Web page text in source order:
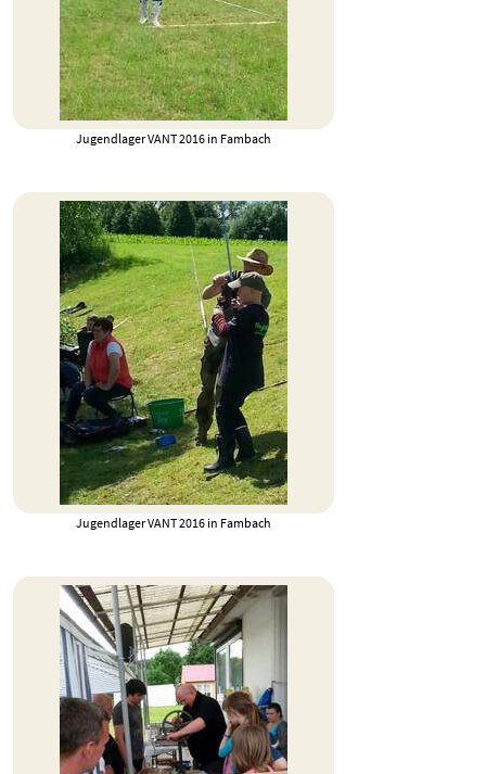
Jugendlager VANT 2016 in Fambach
Jugendlager VANT 2016 in Fambach